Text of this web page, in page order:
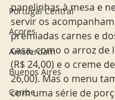
Portugal Central
Açores
Amsterdam
Buenos Aires
Caribe
panelinhas à mesa e
servir os
premiadas carnes e
casa, como o arroz de
(R$ 24,00) e o creme
26,00). Mas o menu
com uma série de